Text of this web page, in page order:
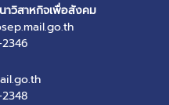
วิสาหกิจเพื่อสังคม